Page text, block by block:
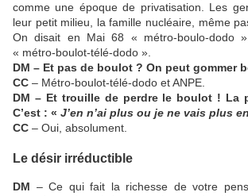
comme une époque de privatisation. Les
leur petit milieu, la famille nucléaire, même
On disait en Mai 68 « métro-boulo-dodo
« métro-boulot-télé-dodo ».
DM – Et pas de boulot ? On peut gommer
CC – Métro-boulot-télé-dodo et ANPE.
DM – Et trouille de perdre le boulot ! La
C’est : « J’en n’ai plus ou je ne vais plus
CC – Oui, absolument.
Le désir irréductible
DM – Ce qui fait la richesse de votre